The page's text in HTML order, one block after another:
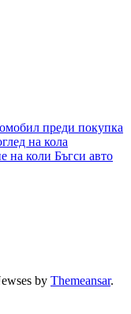
преди покупка
на кола
на коли Бъгси авто
by Themeansar.